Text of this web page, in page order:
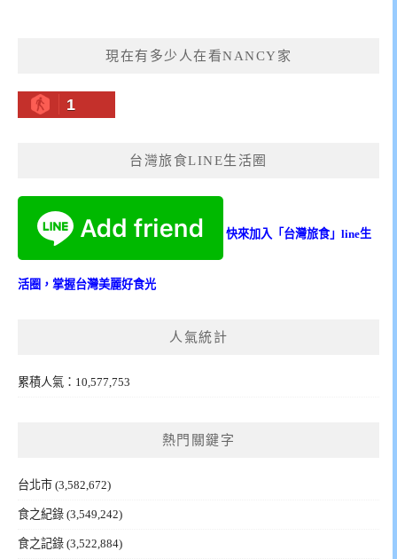
現在有多少人在看NANCY家
1
台灣旅食LINE生活圈
快來加入「台灣旅食」line生
活圈，掌握台灣美麗好食光
人氣統計
累積人氣：10,577,753
熱門關鍵字
台北市 (3,582,672)
食之紀錄 (3,549,242)
食之記錄 (3,522,884)